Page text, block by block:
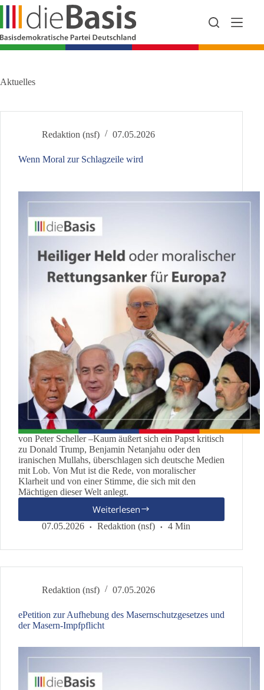
Zum
springen
Aktuelles
Redaktion (nsf) 07.05.2026
Wenn Moral zur Schlagzeile wird
von Peter Scheller –Kaum äußert sich ein Papst kritisch
zu Donald Trump, Benjamin Netanjahu oder den
iranischen Mullahs, überschlagen sich deutsche Medien
mit Lob. Von Mut ist die Rede, von moralischer
Klarheit und von einer Stimme, die sich mit den
Mächtigen dieser Welt anlegt.
Weiterlesen
Wenn
Moral
Schlagzeile
07.05.2026 Redaktion (nsf) 4 Min
Redaktion (nsf) 07.05.2026
ePetition zur Aufhebung des Masernschutzgesetzes und
der Masern-Impfpflicht